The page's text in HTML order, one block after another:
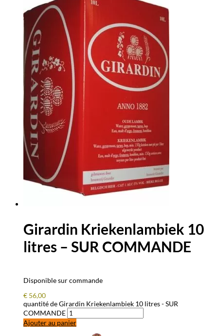
Girardin Kriekenlambiek 10
litres – SUR COMMANDE
Disponible sur commande
€ 56,00
quantité de Girardin Kriekenlambiek 10 litres - SUR
COMMANDE
Ajouter au panier